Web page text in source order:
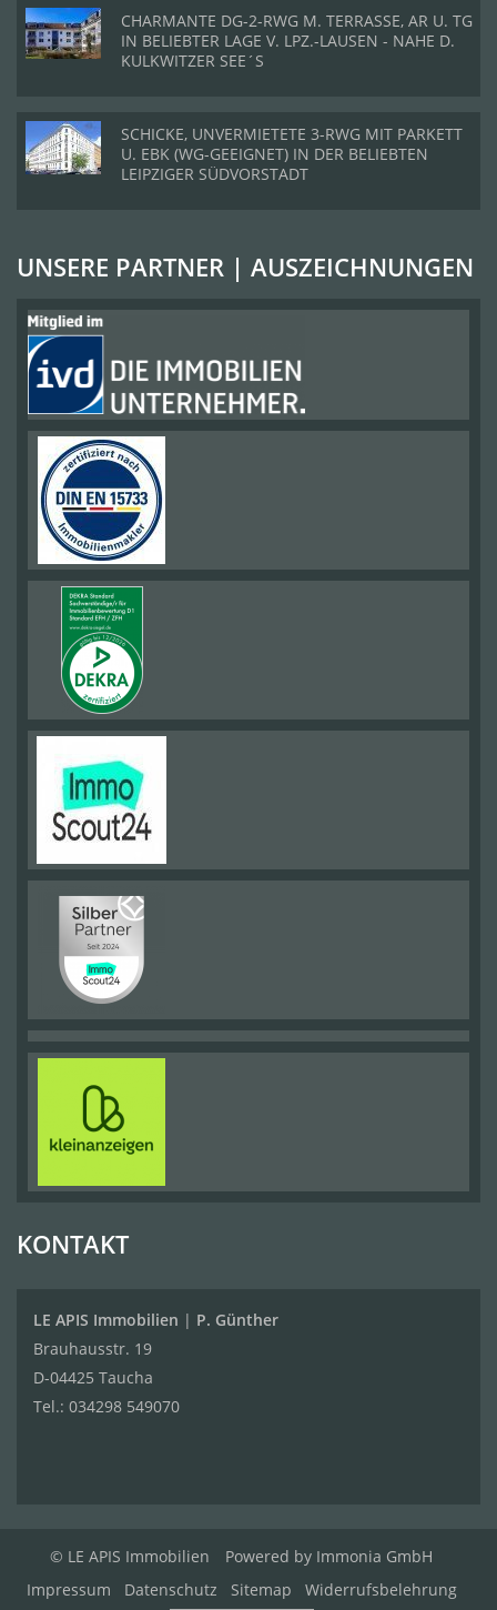
CHARMANTE DG-2-RWG M. TERRASSE, AR U. TG
IN BELIEBTER LAGE V. LPZ.-LAUSEN - NAHE D.
KULKWITZER SEE´S
SCHICKE, UNVERMIETETE 3-RWG MIT PARKETT
U. EBK (WG-GEEIGNET) IN DER BELIEBTEN
LEIPZIGER SÜDVORSTADT
UNSERE PARTNER | AUSZEICHNUNGEN
KONTAKT
LE APIS Immobilien | P. Günther
Brauhausstr. 19
D-04425 Taucha
Tel.: 034298 549070
© LE APIS Immobilien Powered by Immonia GmbH
Impressum
Datenschutz Sitemap Widerrufsbelehrung